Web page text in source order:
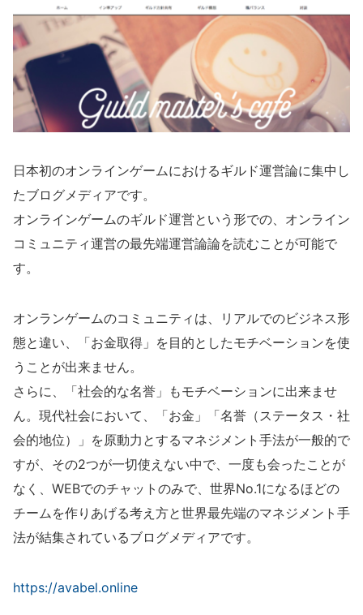
日本初のオンラインゲームにおけるギルド運営論に集中し
たブログメディアです。
オンラインゲームのギルド運営という形での、オンライン
コミュニティ運営の最先端運営論論を読むことが可能で
す。
オンランゲームのコミュニティは、リアルでのビジネス形
態と違い、「お金取得」を目的としたモチベーションを使
うことが出来ません。
さらに、「社会的な名誉」もモチベーションに出来ませ
ん。現代社会において、「お金」「名誉（ステータス・社
会的地位）」を原動力とするマネジメント手法が一般的で
すが、その2つが一切使えない中で、一度も会ったことが
なく、WEBでのチャットのみで、世界No.1になるほどの
チームを作りあげる考え方と世界最先端のマネジメント手
法が結集されているブログメディアです。
https://avabel.online